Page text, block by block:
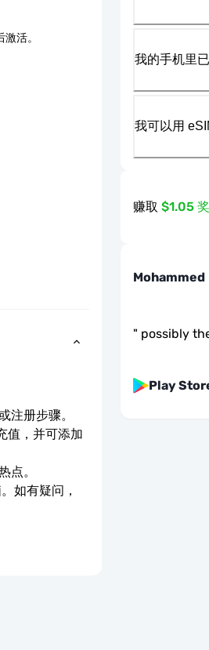
活。
注册步骤。
值，并可添加
点。
如有疑问，
我的手机里
我可以用
赚取 $1.05
Mohammed
" possibly
Play